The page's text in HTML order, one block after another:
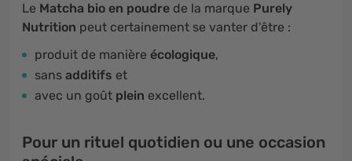
Le Matcha bio en poudre de la marque Purely
Nutrition peut certainement se vanter d'être :
produit de manière écologique,
sans additifs et
avec un goût plein excellent.
Pour un rituel quotidien ou une occasion